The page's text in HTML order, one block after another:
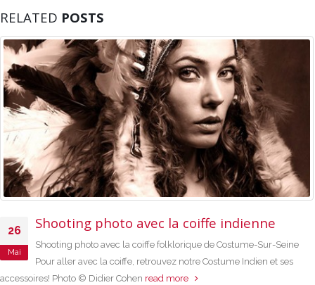
RELATED POSTS
26
Mai
Shooting photo avec la coiffe indienne
Shooting photo avec la coiffe folklorique de Costume-Sur-Seine
Pour aller avec la coiffe, retrouvez notre Costume Indien et ses
accessoires! Photo © Didier Cohen read more